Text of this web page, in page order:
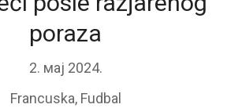
poraza
2. мај 2024.
Francuska, Fudbal